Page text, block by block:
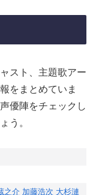
スト、主題歌アー
をまとめていま
優陣をチェックし
う。
之介 加藤浩次 大杉漣